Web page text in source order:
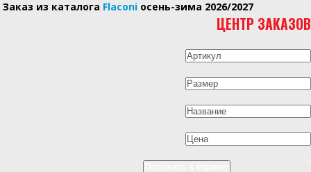
Заказ из каталога Flaconi осень-зима 2026/2027
ЦЕНТР ЗАКАЗОВ